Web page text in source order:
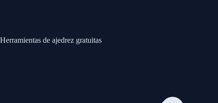
Herramientas de ajedrez gratuitas